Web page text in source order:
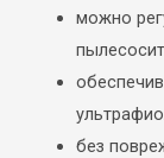
можно
без